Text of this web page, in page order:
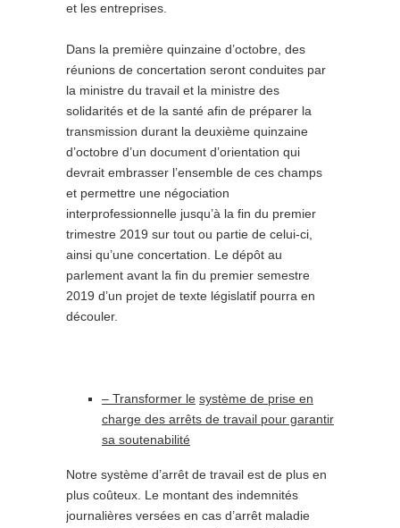
et les entreprises.
Dans la première quinzaine d’octobre, des
réunions de concertation seront conduites par
la ministre du travail et la ministre des
solidarités et de la santé afin de préparer la
transmission durant la deuxième quinzaine
d’octobre d’un document d’orientation qui
devrait embrasser l’ensemble de ces champs
et permettre une négociation
interprofessionnelle jusqu’à la fin du premier
trimestre 2019 sur tout ou partie de celui-ci,
ainsi qu’une concertation. Le dépôt au
parlement avant la fin du premier semestre
2019 d’un projet de texte législatif pourra en
découler.
– Transformer le système de prise en
charge des arrêts de travail pour garantir
sa soutenabilité
Notre système d’arrêt de travail est de plus en
plus coûteux. Le montant des indemnités
journalières versées en cas d’arrêt maladie